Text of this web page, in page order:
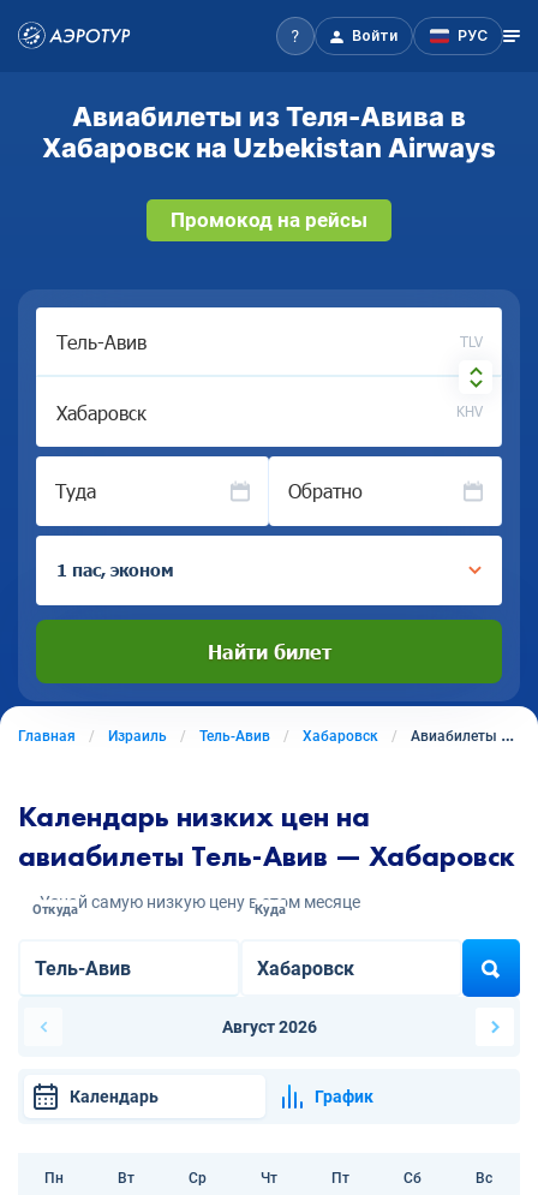
Войти РУС
Авиабилеты из Теля-Авива в
Хабаровск на Uzbekistan Airways
Промокод на рейсы
TLV
KHV
Туда Обратно
1 пас, эконом
Найти билет
Главная Израиль Тель-Авив Хабаровск Авиабилеты из Теля-Авива в Хабаровск
Календарь низких цен на
авиабилеты Тель-Авив — Хабаровск
Узнай самую низкую цену в этом месяце
Откуда Куда
Август 2026
Календарь График
Пн Вт Ср Чт Пт Сб Вс